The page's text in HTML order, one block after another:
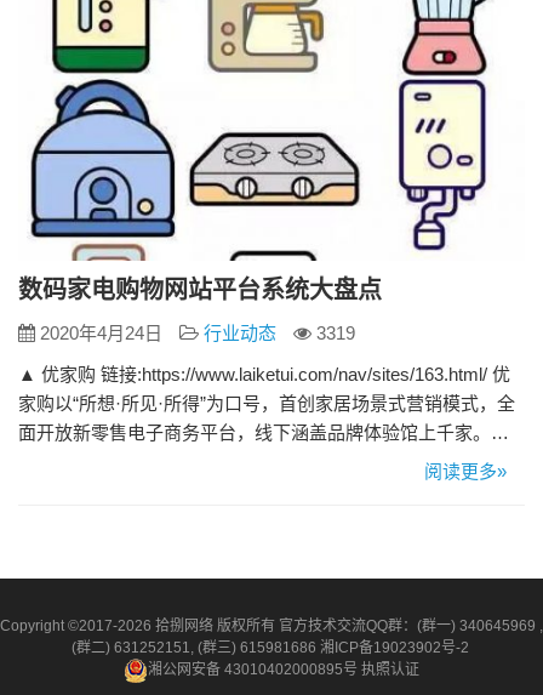
数码家电购物网站平台系统大盘点
2020年4月24日 行业动态
3319
▲ 优家购 链接:https://www.laiketui.com/nav/sites/163.html/ 优
家购以“所想·所见·所得”为口号，首创家居场景式营销模式，全
面开放新零售电子商务平台，线下涵盖品牌体验馆上千家。现
已打造个性、专业的PC端网站和移动端APP。优家购拥有包含
阅读更多»
Copyright ©2017-2026 拾捌网络 版权所有 官方技术交流QQ群：(群一) 340645969 ,
(群二) 631252151, (群三) 615981686 湘ICP备19023902号-2
湘公网安备 43010402000895号 执照认证